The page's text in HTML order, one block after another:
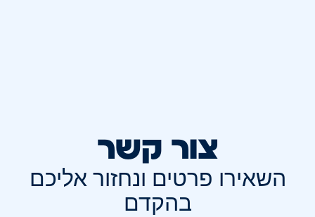
צור קשר
השאירו פרטים ונחזור אליכם
בהקדם